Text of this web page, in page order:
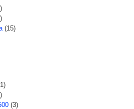
(15)
(3)